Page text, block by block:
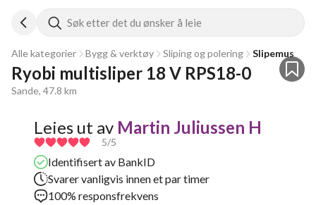
Søk etter det du ønsker å leie
Alle kategorier Bygg & verktøy Sliping og polering Slipemus
Ryobi multisliper 18 V RPS18-0
Sande, 47.8 km
Leies ut av Martin Juliussen H
5/5
Identifisert av BankID
Svarer vanligvis innen et par timer
100% responsfrekvens